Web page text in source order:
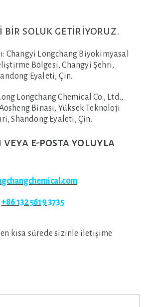
bir soluk getiriyoruz.
Changyi Longchang Biyokimyasal
Bölgesi, Changyi Şehri,
Eyaleti, Çin.
Longchang Chemical Co., Ltd.,
Binası, Yüksek Teknoloji
Shandong Eyaleti, Çin.
veya e-posta yoluyla
+86 132 5619 3735
kısa sürede sizinle iletişime